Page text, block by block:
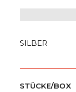
SILBER
STÜCKE/BOX